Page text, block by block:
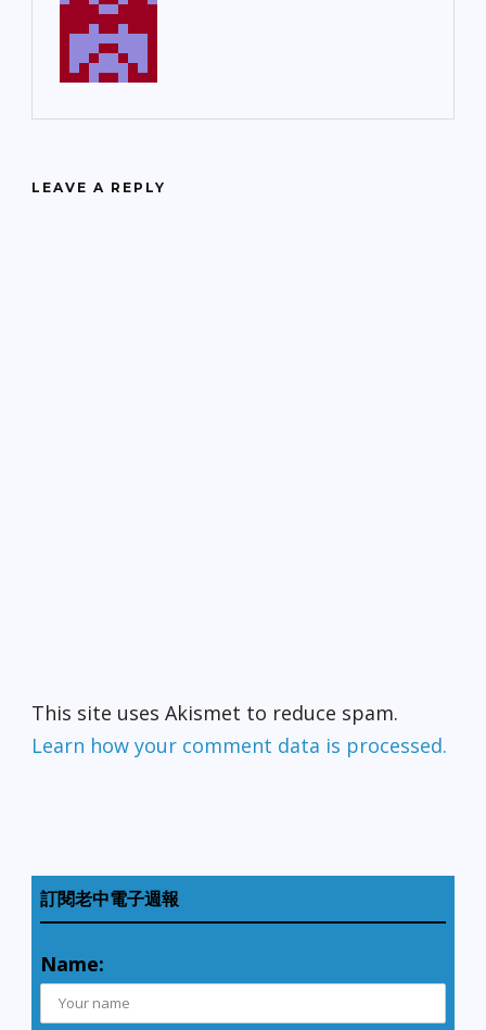
LEAVE A REPLY
This site uses Akismet to reduce spam.
Learn how your comment data is processed.
訂閱老中電子週報
Name: